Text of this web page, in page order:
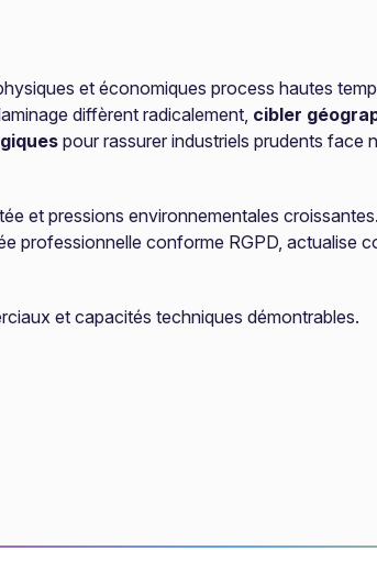
et économiques process hautes
diffèrent radicalement, cibler
pour rassurer industriels prudents face
et pressions environnementales
professionnelle conforme RGPD, actualise
et capacités techniques démontrables.